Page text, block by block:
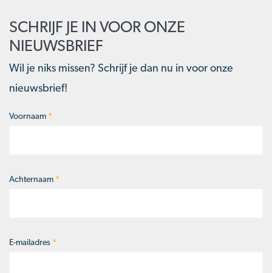
SCHRIJF JE IN VOOR ONZE
NIEUWSBRIEF
Wil je niks missen? Schrijf je dan nu in voor onze
nieuwsbrief!
Naam*
Voornaam *
Achternaam *
E-mailadres *